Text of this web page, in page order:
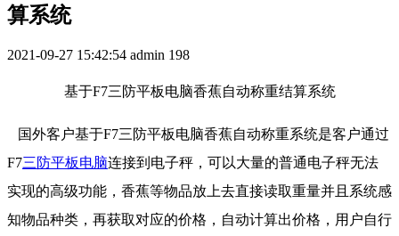
算系统
2021-09-27 15:42:54 admin 198
基于F7三防平板电脑香蕉自动称重结算系统
国外客户基于F7三防平板电脑香蕉自动称重系统是客户通过
F7三防平板电脑连接到电子秤，可以大量的普通电子秤无法
实现的高级功能，香蕉等物品放上去直接读取重量并且系统感
知物品种类，再获取对应的价格，自动计算出价格，用户自行